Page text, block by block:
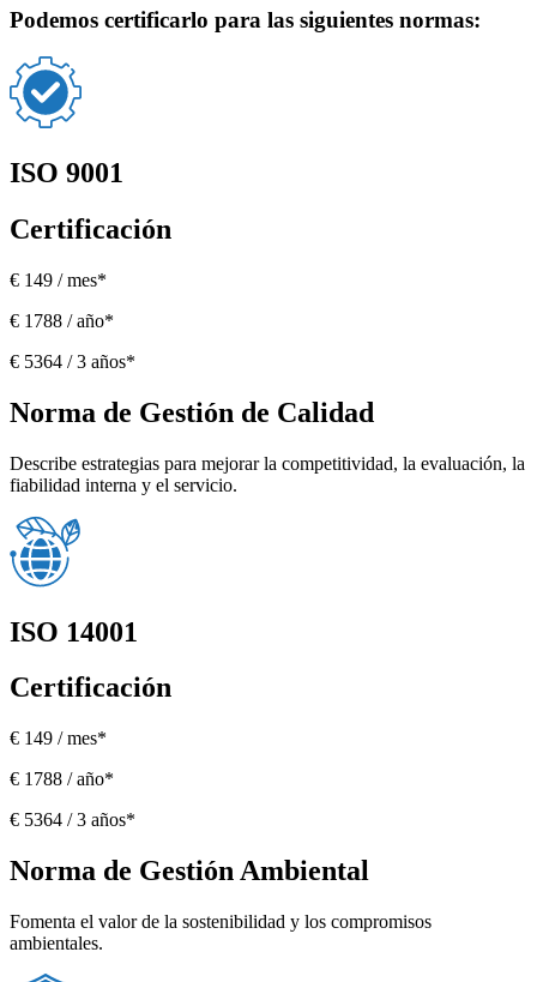
Podemos certificarlo para las siguientes normas:
ISO 9001
Certificación
€ 149 / mes*
€ 1788 / año*
€ 5364 / 3 años*
Norma de Gestión de Calidad
Describe estrategias para mejorar la competitividad, la evaluación, la
fiabilidad interna y el servicio.
ISO 14001
Certificación
€ 149 / mes*
€ 1788 / año*
€ 5364 / 3 años*
Norma de Gestión Ambiental
Fomenta el valor de la sostenibilidad y los compromisos
ambientales.